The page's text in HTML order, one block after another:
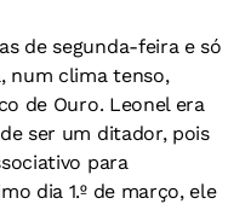
de segunda-feira e só
num clima tenso,
de Ouro. Leonel era
ser um ditador, pois
para
dia 1.º de março, ele